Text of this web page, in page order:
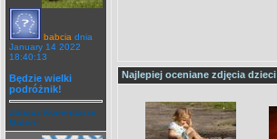
babcia dnia
January 14 2022
18:40:13
Będzie wielki
podróżnik!
Zobacz Komentarze
Galerii
Najlepiej oceniane zdjęcia dzieci